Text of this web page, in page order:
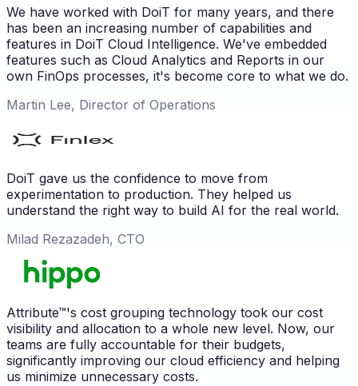
We have worked with DoiT for many years, and there
has been an increasing number of capabilities and
features in DoiT Cloud Intelligence. We've embedded
features such as Cloud Analytics and Reports in our
own FinOps processes, it's become core to what we do.
Martin Lee, Director of Operations
DoiT gave us the confidence to move from
experimentation to production. They helped us
understand the right way to build AI for the real world.
Milad Rezazadeh, CTO
Attribute™'s cost grouping technology took our cost
visibility and allocation to a whole new level. Now, our
teams are fully accountable for their budgets,
significantly improving our cloud efficiency and helping
us minimize unnecessary costs.